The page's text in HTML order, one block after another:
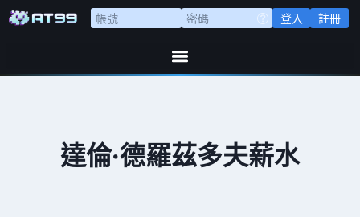
登入 註冊
達倫·德羅茲多夫薪水